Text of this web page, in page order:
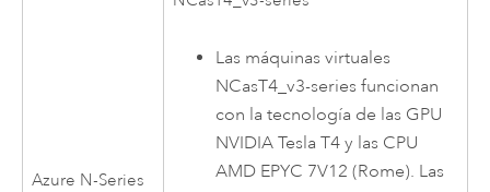
Azure N-Series
Las máquinas virtuales
NCasT4_v3-series funcionan
con la tecnología de las GPU
NVIDIA Tesla T4 y las CPU
AMD EPYC 7V12 (Rome). Las